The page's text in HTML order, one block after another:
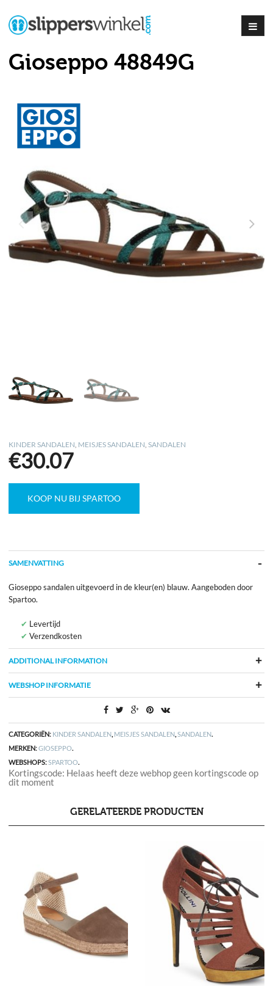
Gioseppo 48849G
KINDER SANDALEN MEISJES SANDALEN ,SANDALEN
€30.07
KOOP NU BIJ SPARTOO
SAMENVATTING
Gioseppo sandalen uitgevoerd in de kleur(en) blauw. Aangeboden door
Spartoo.
Levertijd
Verzendkosten
ADDITIONAL INFORMATION
WEBSHOP INFORMATIE
CATEGORIËN: KINDER SANDALEN, MEISJES SANDALEN,SANDALEN.
MERKEN:GIOSEPPO.
WEBSHOPS:SPARTOO.
Kortingscode: Helaas heeft deze webhop geen kortingscode op
dit moment
GERELATEERDE PRODUCTEN